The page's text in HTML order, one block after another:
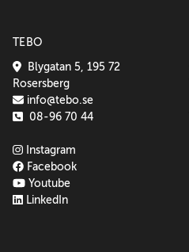
TEBO
Blygatan 5, 195 72
Rosersberg
info@tebo.se
08-96 70 44
Instagram
Facebook
Youtube
LinkedIn